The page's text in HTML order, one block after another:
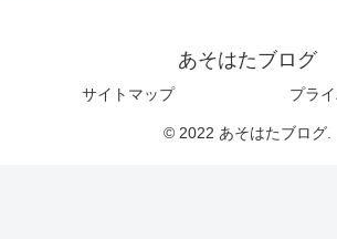
あそはたブログ
サイトマップ プラ
© 2022 あそはたブログ.